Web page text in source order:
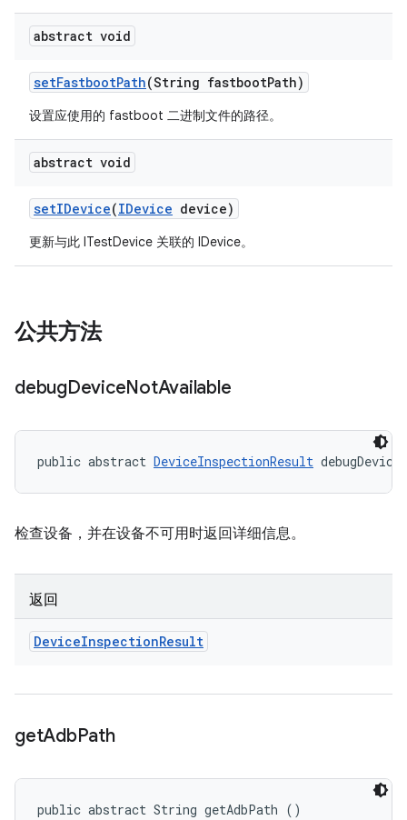
abstract void
setFastbootPath(String fastbootPath)
设置应使用的 fastboot 二进制文件的路径。
abstract void
setIDevice(IDevice device)
更新与此 ITestDevice 关联的 IDevice。
公共方法
debugDeviceNotAvailable
public abstract DeviceInspectionResult
检查设备，并在设备不可用时返回详细信息。
返回
DeviceInspectionResult
getAdbPath
public abstract String getAdbPath ()